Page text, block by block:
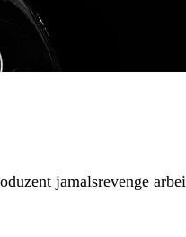
jamalsrevenge